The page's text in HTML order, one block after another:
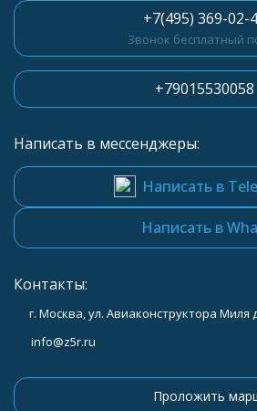
+7(495) 369-02-
Звонок бесплатный
+79015530058
Написать в мессенджеры:
Написать в
Написать в
Контакты:
г. Москва, ул. Авиаконструктора Миля
info@z5r.ru
Проложить